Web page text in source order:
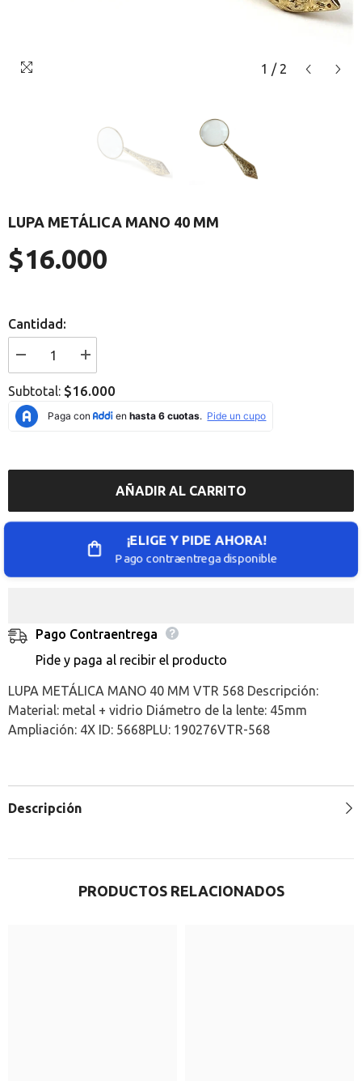
1 / 2
LUPA METÁLICA MANO 40 MM
Precio
regular
$16.000
Cantidad:
Error:
Missing
interpolation
value
&quot;producto&quot;
cantidad
}}&quot;
I18n
Error:
Missing
interpolation
value
&quot;producto&quot;
cantidad
}}&quot;
Subtotal: $16.000
AÑADIR AL CARRITO
¡ELIGE Y PIDE AHORA!
Pago contraentrega disponible
Pago Contraentrega
Pide y paga al recibir el producto
LUPA METÁLICA MANO 40 MM VTR 568 Descripción:
Material: metal + vidrio Diámetro de la lente: 45mm
Ampliación: 4X ID: 5668PLU: 190276VTR-568
Descripción
PRODUCTOS RELACIONADOS